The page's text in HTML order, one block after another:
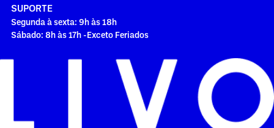
SUPORTE
Segunda à sexta: 9h às 18h
Sábado: 8h às 17h -Exceto Feriados